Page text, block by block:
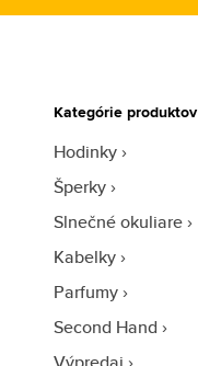
Kategórie produktov
Hodinky
Šperky
Slnečné okuliare
Kabelky
Parfumy
Second Hand